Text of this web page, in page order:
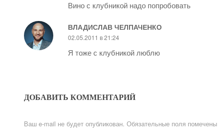
Вино с клубникой надо попробовать
ВЛАДИСЛАВ ЧЕЛПАЧЕНКО
02.05.2011 в 21:24
Я тоже с клубникой люблю
ДОБАВИТЬ КОММЕНТАРИЙ
Ваш e-mail не будет опубликован. Обязательные поля помечены